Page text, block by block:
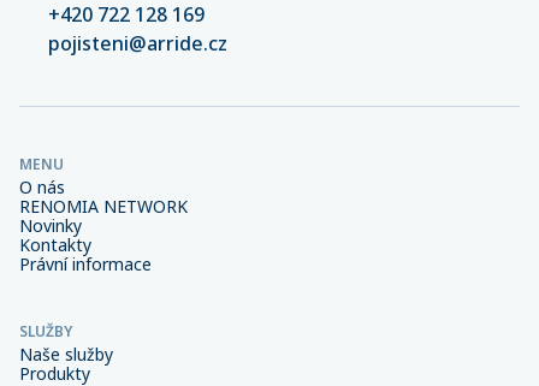
+420 722 128 169
pojisteni@arride.cz
MENU
O nás
RENOMIA NETWORK
Novinky
Kontakty
Právní informace
SLUŽBY
Naše služby
Produkty